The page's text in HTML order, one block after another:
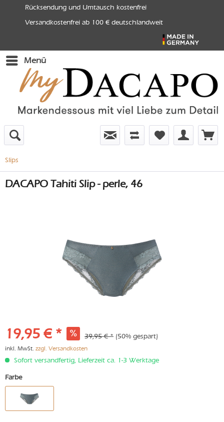
Rücksendung und Umtausch kostenfrei
Versandkostenfrei ab 100 € deutschlandweit
Menü
Slips
DACAPO Tahiti Slip - perle, 46
19,95 € * 39,95 € * (50% gespart)
inkl. MwSt. zzgl. Versandkosten
Sofort versandfertig, Lieferzeit ca. 1-3 Werktage
Farbe